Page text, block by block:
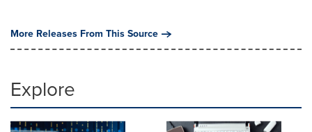
More Releases From This Source
Explore